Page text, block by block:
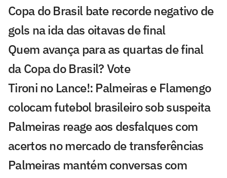
Copa do Brasil bate recorde negativo de
gols na ida das oitavas de final
Quem avança para as quartas de final
da Copa do Brasil? Vote
Tironi no Lance!: Palmeiras e Flamengo
colocam futebol brasileiro sob suspeita
Palmeiras reage aos desfalques com
acertos no mercado de transferências
Palmeiras mantém conversas com